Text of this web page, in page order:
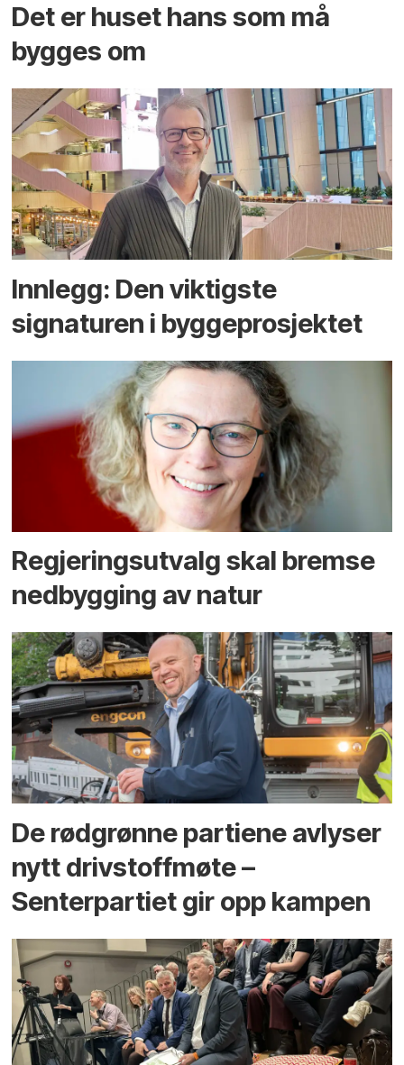
Det er huset hans som må
bygges om
Innlegg: Den viktigste
signaturen i bygge­­prosjektet
Regjerings­utvalg skal bremse
ned­bygging av natur
De rødgrønne partiene avlyser
nytt drivstoffmøte –
Senterpartiet gir opp kampen